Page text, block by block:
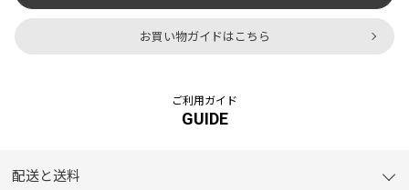
お買い物ガイドはこちら
ご利用ガイド
GUIDE
配送と送料